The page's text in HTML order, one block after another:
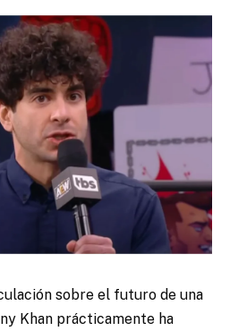
sobre el futuro de una
Khan prácticamente ha